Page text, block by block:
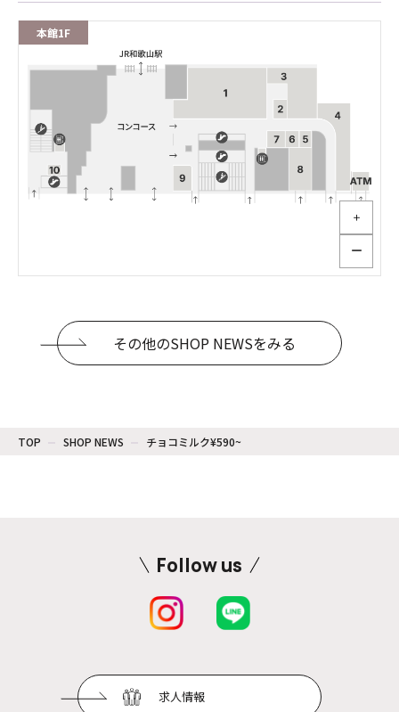
本館1F
＋
ー
その他のSHOP NEWSをみる
TOP SHOP NEWS チョコミルク¥590~
Follow us
求人情報